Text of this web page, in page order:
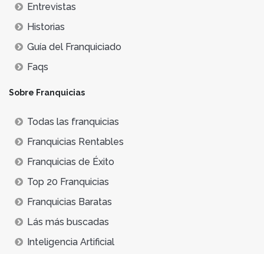
Entrevistas
Historias
Guía del Franquiciado
Faqs
Sobre Franquicias
Todas las franquicias
Franquicias Rentables
Franquicias de Éxito
Top 20 Franquicias
Franquicias Baratas
Lás más buscadas
Inteligencia Artificial